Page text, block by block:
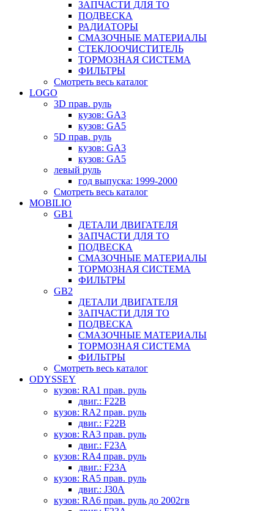
ЗАПЧАСТИ ДЛЯ ТО
ПОДВЕСКА
РАДИАТОРЫ
СМАЗОЧНЫЕ МАТЕРИАЛЫ
СТЕКЛООЧИСТИТЕЛЬ
ТОРМОЗНАЯ СИСТЕМА
ФИЛЬТРЫ
Смотреть весь каталог
LOGO
3D прав. руль
кузов: GA3
кузов: GA5
5D прав. руль
кузов: GA3
кузов: GA5
левый руль
год выпуска: 1999-2000
Смотреть весь каталог
MOBILIO
GB1
ДЕТАЛИ ДВИГАТЕЛЯ
ЗАПЧАСТИ ДЛЯ ТО
ПОДВЕСКА
СМАЗОЧНЫЕ МАТЕРИАЛЫ
ТОРМОЗНАЯ СИСТЕМА
ФИЛЬТРЫ
GB2
ДЕТАЛИ ДВИГАТЕЛЯ
ЗАПЧАСТИ ДЛЯ ТО
ПОДВЕСКА
СМАЗОЧНЫЕ МАТЕРИАЛЫ
ТОРМОЗНАЯ СИСТЕМА
ФИЛЬТРЫ
Смотреть весь каталог
ODYSSEY
кузов: RA1 прав. руль
двиг.: F22B
кузов: RA2 прав. руль
двиг.: F22B
кузов: RA3 прав. руль
двиг.: F23A
кузов: RA4 прав. руль
двиг.: F23A
кузов: RA5 прав. руль
двиг.: J30A
кузов: RA6 прав. руль до 2002гв